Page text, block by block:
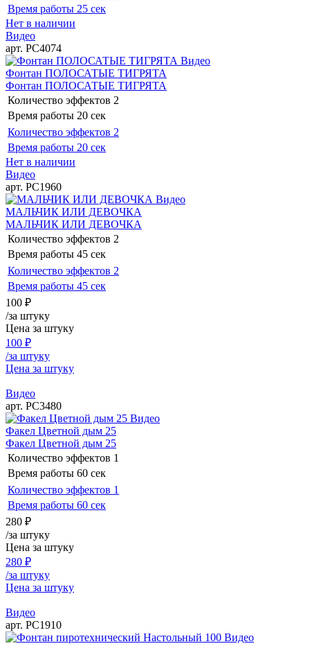
Время работы 25 сек
Нет в наличии
Видео
арт. РС4074
Видео
Фонтан ПОЛОСАТЫЕ ТИГРЯТА
Фонтан ПОЛОСАТЫЕ ТИГРЯТА
Количество эффектов 2
Время работы 20 сек
Количество эффектов 2
Время работы 20 сек
Нет в наличии
Видео
арт. РС1960
Видео
МАЛЬЧИК ИЛИ ДЕВОЧКА
МАЛЬЧИК ИЛИ ДЕВОЧКА
Количество эффектов 2
Время работы 45 сек
Количество эффектов 2
Время работы 45 сек
100 ₽
/за штуку
Цена за штуку
100 ₽
/за штуку
Цена за штуку
Видео
арт. РС3480
Видео
Факел Цветной дым 25
Факел Цветной дым 25
Количество эффектов 1
Время работы 60 сек
Количество эффектов 1
Время работы 60 сек
280 ₽
/за штуку
Цена за штуку
280 ₽
/за штуку
Цена за штуку
Видео
арт. РС1910
Видео